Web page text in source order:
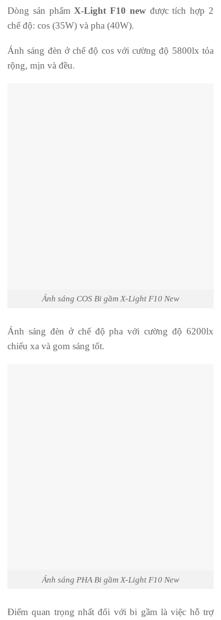
Dòng sản phẩmX-Light F10 newđược tích hợp 2
chế độ: cos (35W) và pha (40W).
Ánh sáng đèn ở chế độ cos với cường độ 5800lx tỏa
rộng, mịn và đều.
Ánh sáng COS Bi gầm X-Light F10 New
Ánh sáng đèn ở chế độ pha với cường độ 6200lx
chiếu xa và gom sáng tốt.
Ánh sáng PHA Bi gầm X-Light F10 New
Điểm quan trọng nhất đối với bi gầm là việc hỗ trợ